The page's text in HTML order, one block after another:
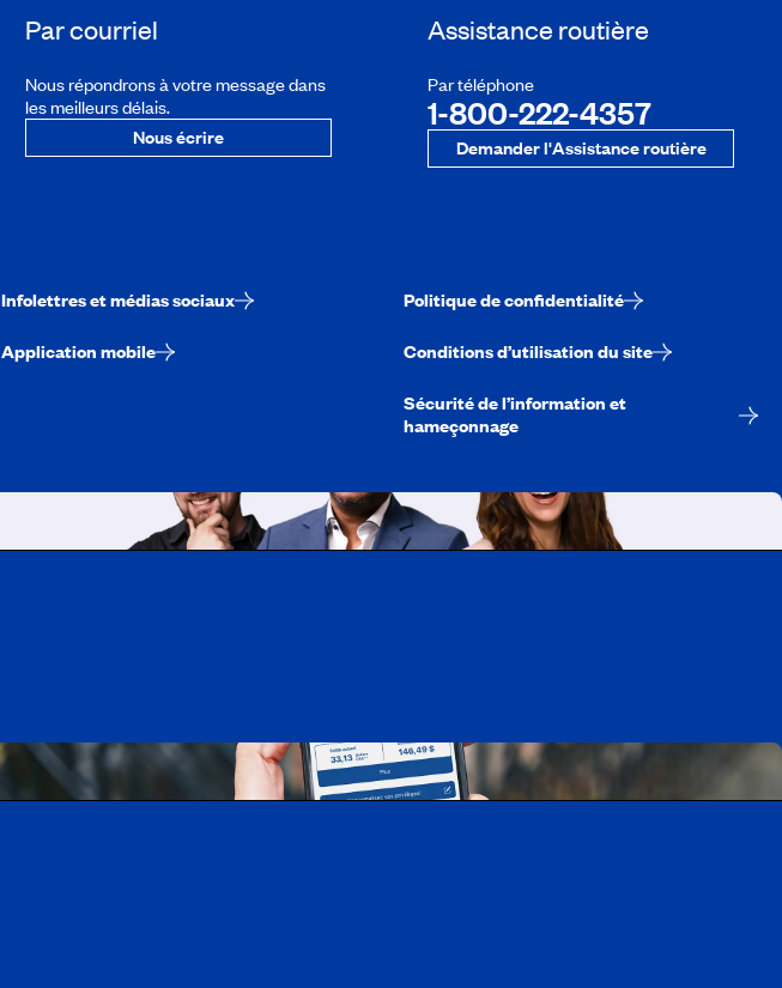
Par courriel
Nous répondrons à votre message dans
les meilleurs délais.
Nous écrire
Assistance routière
Par téléphone
1-800-222-4357
Demander l'Assistance routière
Infolettres et médias sociaux
Application mobile
Politique de confidentialité
Conditions d’utilisation du site
Sécurité de l’information et
hameçonnage